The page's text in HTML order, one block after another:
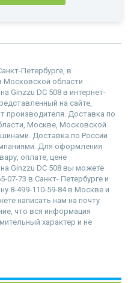
Петербурге, в
Московской области
Ginzzu DC 508 в интернет-
на сайте,
производителя. Доставка по
Москве, Московской
Доставка по России
Для оформления
оплате, цене
Ginzzu DC 508 вы можете
07-73 в Санкт- Петербурге и
8-499-110-59-84 в Москве и
написать нам на почту
что вся информация
характер и не